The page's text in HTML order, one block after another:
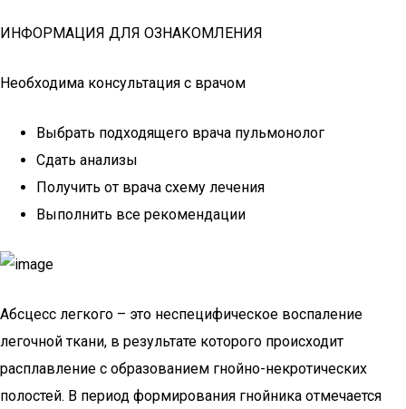
ИНФОРМАЦИЯ ДЛЯ ОЗНАКОМЛЕНИЯ
Необходима консультация с врачом
Выбрать подходящего врача пульмонолог
Сдать анализы
Получить от врача схему лечения
Выполнить все рекомендации
Абсцесс легкого – это неспецифическое воспаление
легочной ткани, в результате которого происходит
расплавление с образованием гнойно-некротических
полостей. В период формирования гнойника отмечается